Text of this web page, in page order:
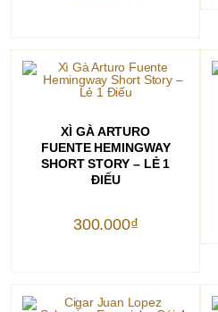
THÊM VÀO GIỎ HÀNG
XÌ GÀ ARTURO
FUENTE HEMINGWAY
SHORT STORY – LẺ 1
ĐIẾU
300.000₫